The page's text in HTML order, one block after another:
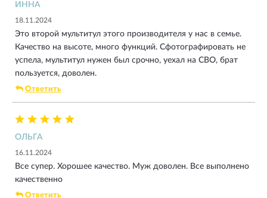
отдельный вид искусства- могут перекусить провода ,
проволоку и все что душе угодно.
ИННА
18.11.2024
Это второй мультитул этого производителя у нас в семье.
Качество на высоте, много функций. Сфотографировать не
успела, мультитул нужен был срочно, уехал на СВО, брат
пользуется, доволен.
Ответить
ОЛЬГА
16.11.2024
Все супер. Хорошее качество. Муж доволен. Все выполнено
качественно
Ответить